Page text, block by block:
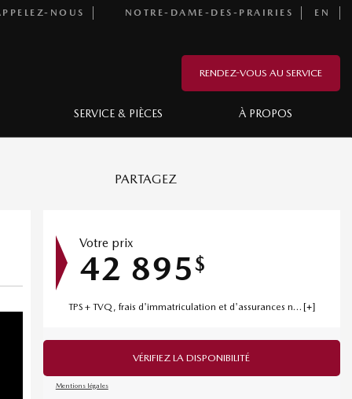
NOUS NOTRE-DAME-DES-PRAIRIES EN
RENDEZ-VOUS AU SERVICE
SERVICE & PIÈCES À PROPOS
PARTAGEZ
Votre prix
42 895$
TPS + TVQ, frais d'immatriculation et d'assurances non inclus.
VÉRIFIEZ LA DISPONIBILITÉ
Mentions légales